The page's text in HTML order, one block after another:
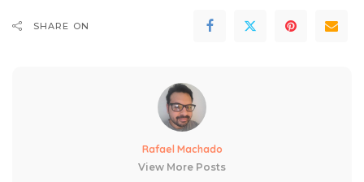
SHARE ON
Rafael Machado
View More Posts